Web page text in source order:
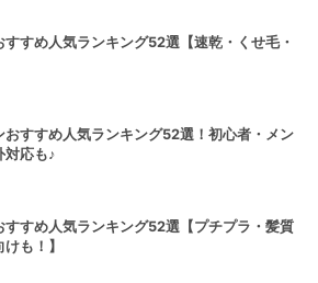
すすめ人気ランキング52選【速乾・くせ毛・
おすすめ人気ランキング52選！初心者・メン
対応も♪
すすめ人気ランキング52選【プチプラ・髪質
も！】